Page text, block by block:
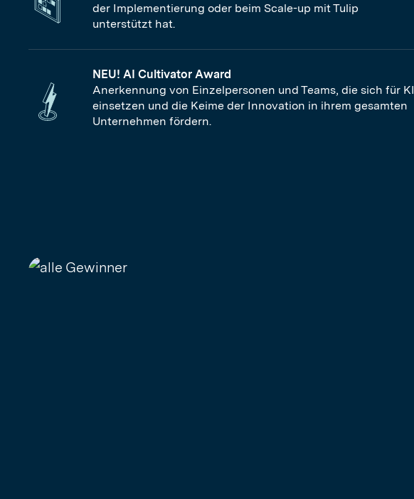
der Implementierung oder beim Scale-up mit Tulip
unterstützt hat.
NEU! AI Cultivator Award
Anerkennung von Einzelpersonen und Teams, die sich für KI
einsetzen und die Keime der Innovation in ihrem gesamten
Unternehmen fördern.